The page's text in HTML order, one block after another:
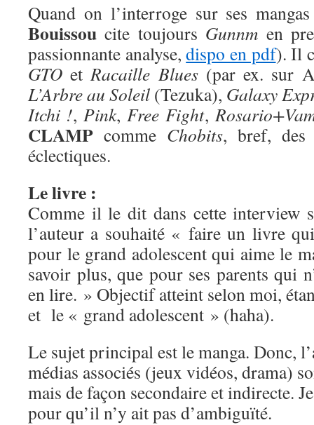
Quand on l’interroge sur ses
Bouissou cite toujours Gunnm en
passionnante analyse,dispo en pdf). Il
GTO etRacaille Blues(par ex. sur
L’Arbre au Soleil (Tezuka), Galaxy
Itchi !,Pink,Free Fight,
CLAMP comme Chobits, bref, des
éclectiques.
Le livre :
Comme il le dit dans cette
l’auteur a souhaité « faire un livre
pour le grand adolescent qui aime le
savoir plus, que pour ses parents qui
en lire. » Objectif atteint selon moi,
et le « grand adolescent » (haha).
Le sujet principal est le manga. Donc,
médias associés (jeux vidéos, drama)
mais de façon secondaire et indirecte.
pour qu’il n’y ait pas d’ambiguïté.